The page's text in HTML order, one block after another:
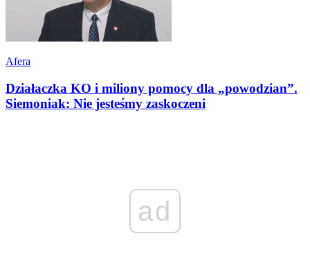
Afera
Działaczka KO i miliony pomocy dla „powodzian”.
Siemoniak: Nie jesteśmy zaskoczeni
ad